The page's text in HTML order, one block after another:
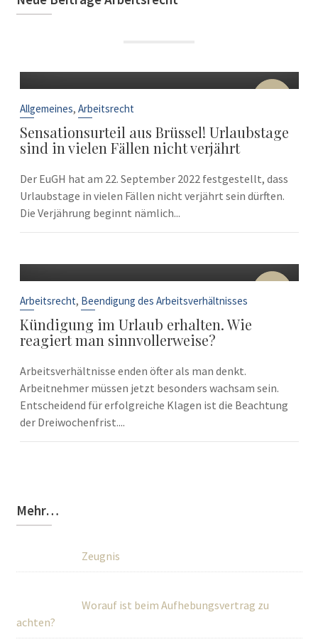
22
Allgemeines, Arbeitsrecht
Sensationsurteil aus Brüssel! Urlaubstage
sind in vielen Fällen nicht verjährt
Der EuGH hat am 22. September 2022 festgestellt, dass
Urlaubstage in vielen Fällen nicht verjährt sein dürften.
Die Verjährung beginnt nämlich...
10
Arbeitsrecht, Beendigung des Arbeitsverhältnisses
Kündigung im Urlaub erhalten. Wie
reagiert man sinnvollerweise?
Arbeitsverhältnisse enden öfter als man denkt.
Arbeitnehmer müssen jetzt besonders wachsam sein.
Entscheidend für erfolgreiche Klagen ist die Beachtung
der Dreiwochenfrist....
Mehr…
Zeugnis
Worauf ist beim Aufhebungsvertrag zu
achten?